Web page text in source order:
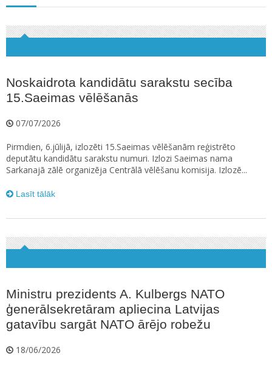
Noskaidrota kandidātu sarakstu secība
15.Saeimas vēlēšanās
07/07/2026
Pirmdien, 6.jūlijā, izlozēti 15.Saeimas vēlēšanām reģistrēto
deputātu kandidātu sarakstu numuri. Izlozi Saeimas nama
Sarkanajā zālē organizēja Centrālā vēlēšanu komisija. Izlozē...
Lasīt tālāk
Ministru prezidents A. Kulbergs NATO
ģenerālsekretāram apliecina Latvijas
gatavību sargāt NATO ārējo robežu
18/06/2026